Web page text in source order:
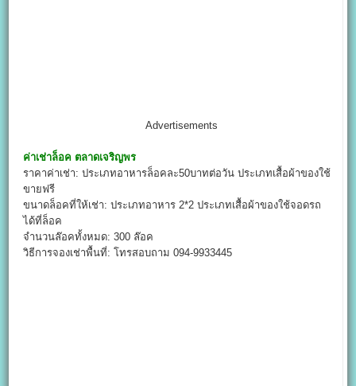
Advertisements
ค่าเช่าล็อค ตลาดเจริญพร
ราคาค่าเช่า: ประเภทอาหารล็อคละ50บาทต่อวัน ประเภทเสื้อผ้าของใช้
ขายฟรี
ขนาดล็อคที่ให้เช่า: ประเภทอาหาร 2*2 ประเภทเสื้อผ้าของใช้จอดรถ
ได้ที่ล็อค
จำนวนล๊อคทั้งหมด: 300 ล๊อค
วิธีการจองเช่าพื้นที่: โทรสอบถาม 094-9933445